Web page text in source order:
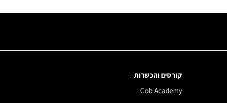
קורסים והכשרות
Cob Academy